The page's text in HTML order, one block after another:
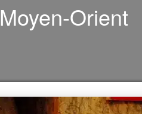
Moyen-Orient